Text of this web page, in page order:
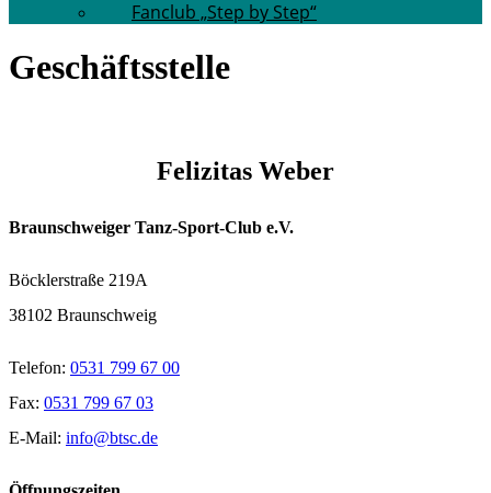
Fanclub „Step by Step“
Geschäftsstelle
Felizitas Weber
Braunschweiger Tanz-Sport-Club e.V.
Böcklerstraße 219A
38102 Braunschweig
Telefon: 0531 799 67 00
Fax: 0531 799 67 03
E-Mail: info@btsc.de